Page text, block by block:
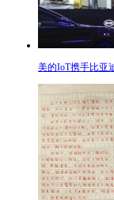
美的IoT携手比亚